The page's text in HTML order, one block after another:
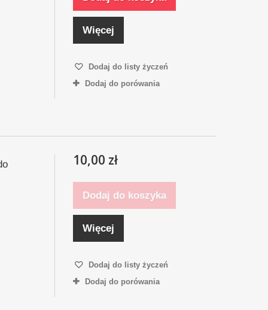
Więcej
Dodaj do listy życzeń
Dodaj do porówania
10,00 zł
Dodaj do koszyka
Więcej
Dodaj do listy życzeń
Dodaj do porówania